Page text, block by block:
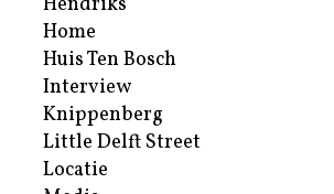
Home
Huis Ten Bosch
Interview
Knippenberg
Little Delft Street
Locatie